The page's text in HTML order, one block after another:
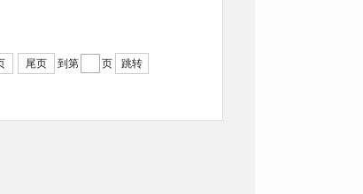
尾页 到第 页 跳转